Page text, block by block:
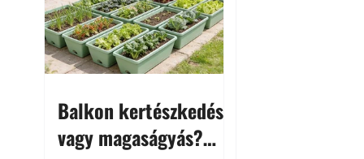
Balkon kertészkedés
vagy magaságyás?